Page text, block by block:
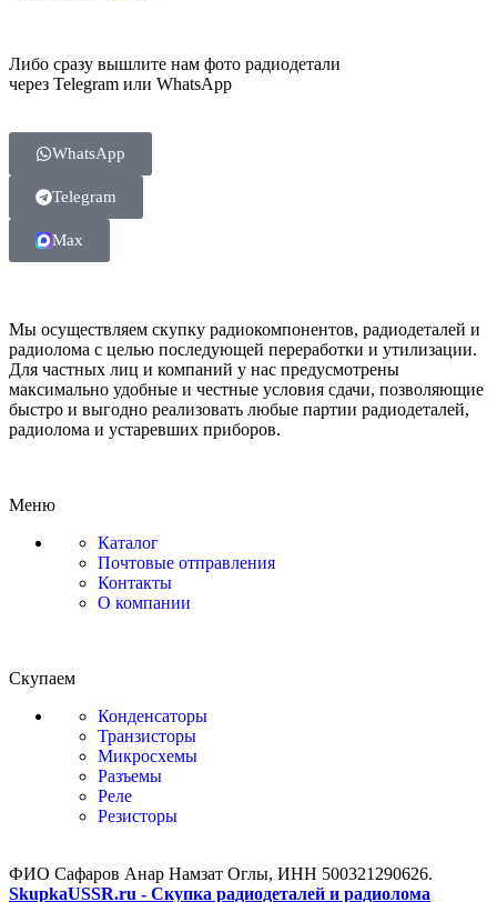
Либо сразу вышлите нам фото радиодетали
через Telegram или WhatsApp
WhatsApp
Telegram
Max
Мы осуществляем скупку радиокомпонентов, радиодеталей и
радиолома с целью последующей переработки и утилизации.
Для частных лиц и компаний у нас предусмотрены
максимально удобные и честные условия сдачи, позволяющие
быстро и выгодно реализовать любые партии радиодеталей,
радиолома и устаревших приборов.
Меню
Каталог
Почтовые отправления
Контакты
О компании
Скупаем
Конденсаторы
Транзисторы
Микросхемы
Разъемы
Реле
Резисторы
ФИО Сафаров Анар Намзат Оглы, ИНН 500321290626.
SkupkaUSSR.ru - Скупка радиодеталей и радиолома